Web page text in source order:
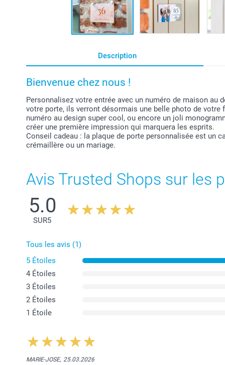
Description
Bienvenue chez nous !
Personnalisez votre entrée avec un numéro de maison au
votre porte, ils verront désormais une belle photo de votre
numéro au design super cool, ou encore un joli
créer une première impression qui marquera les esprits.
Conseil cadeau : la plaque de porte personnalisée est un
crémaillère ou un mariage.
Avis Trusted Shops sur les
5.0
SUR5
Tous les avis (1)
5 Étoiles
4 Étoiles
3 Étoiles
2 Étoiles
1 Étoile
MARIE-JOSE, 25.03.2026